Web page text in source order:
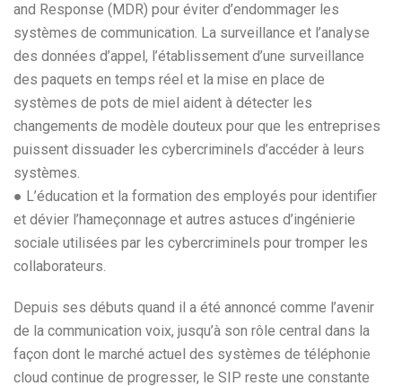
and Response (MDR) pour éviter d’endommager les
systèmes de communication. La surveillance et l’analyse
des données d’appel, l’établissement d’une surveillance
des paquets en temps réel et la mise en place de
systèmes de pots de miel aident à détecter les
changements de modèle douteux pour que les entreprises
puissent dissuader les cybercriminels d’accéder à leurs
systèmes.
● L’éducation et la formation des employés pour identifier
et dévier l’hameçonnage et autres astuces d’ingénierie
sociale utilisées par les cybercriminels pour tromper les
collaborateurs.
Depuis ses débuts quand il a été annoncé comme l’avenir
de la communication voix, jusqu’à son rôle central dans la
façon dont le marché actuel des systèmes de téléphonie
cloud continue de progresser, le SIP reste une constante